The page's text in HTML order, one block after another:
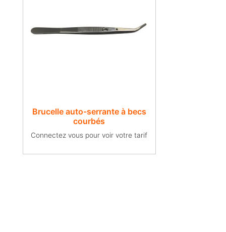
Brucelle auto-serrante à becs
courbés
Connectez vous pour voir votre tarif